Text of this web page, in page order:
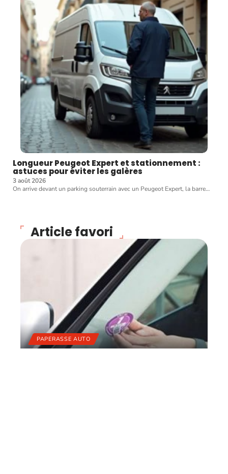
Longueur Peugeot Expert et stationnement :
astuces pour éviter les galères
3 août 2026
On arrive devant un parking souterrain avec un Peugeot Expert, la barre…
Article favori
PAPERASSE AUTO